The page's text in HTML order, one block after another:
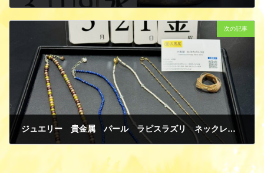
次の記事
ジュエリー 貴金属 パール ラピスラズリ ネックレス PT850/K18ネックレス K14 ペンダントヘッド 買取